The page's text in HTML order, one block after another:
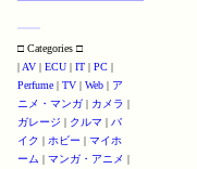
□ Categories □
| AV | ECU | IT | PC |
Perfume | TV | Web | ア
ニメ・マンガ | カメラ |
ガレージ | クルマ | バ
イク | ホビー | マイホ
ーム | マンガ・アニメ |